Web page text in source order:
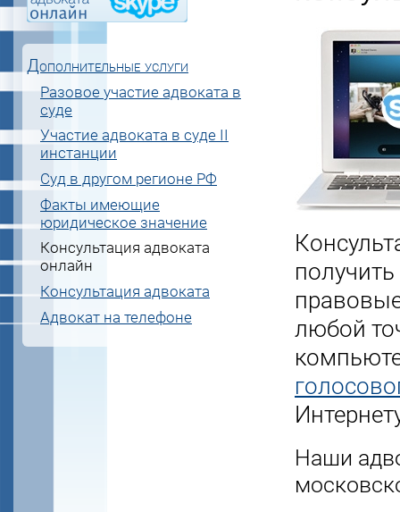
Дополнительные услуги
Разовое участие адвоката в
суде
Участие адвоката в суде II
инстанции
Суд в другом регионе РФ
Факты имеющие
юридическое значение
Консультация адвоката
онлайн
Консультация адвоката
Адвокат на телефоне
любой
Наши